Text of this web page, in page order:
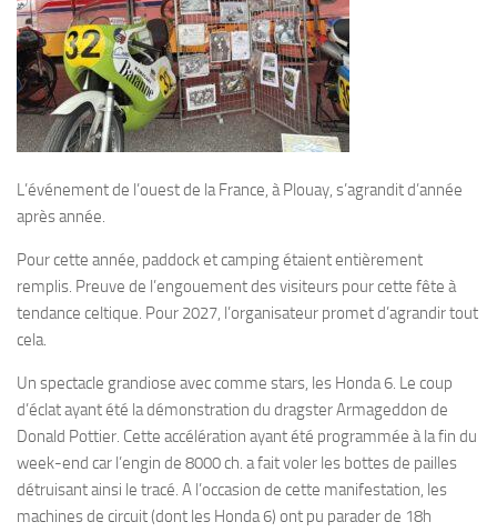
L’événement de l’ouest de la France, à Plouay, s’agrandit d’année
après année.
Pour cette année, paddock et camping étaient entièrement
remplis. Preuve de l’engouement des visiteurs pour cette fête à
tendance celtique. Pour 2027, l’organisateur promet d’agrandir tout
cela.
Un spectacle grandiose avec comme stars, les Honda 6. Le coup
d’éclat ayant été la démonstration du dragster Armageddon de
Donald Pottier. Cette accélération ayant été programmée à la fin du
week-end car l’engin de 8000 ch. a fait voler les bottes de pailles
détruisant ainsi le tracé. A l’occasion de cette manifestation, les
machines de circuit (dont les Honda 6) ont pu parader de 18h